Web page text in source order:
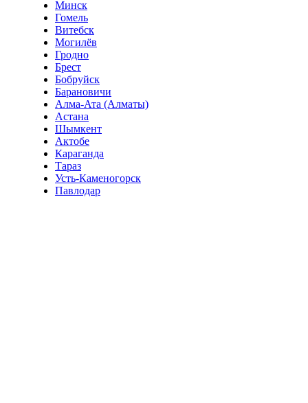
Минск
Гомель
Витебск
Могилёв
Гродно
Брест
Бобруйск
Барановичи
Алма-Ата (Алматы)
Астана
Шымкент
Актобе
Караганда
Тараз
Усть-Каменогорск
Павлодар